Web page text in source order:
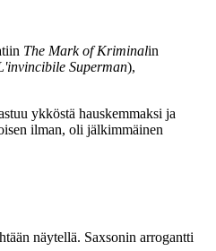
The Mark of Kriminalin
Superman),
ykköstä hauskemmaksi ja
ilman, oli jälkimmäinen
näytellä. Saxsonin arrogantti